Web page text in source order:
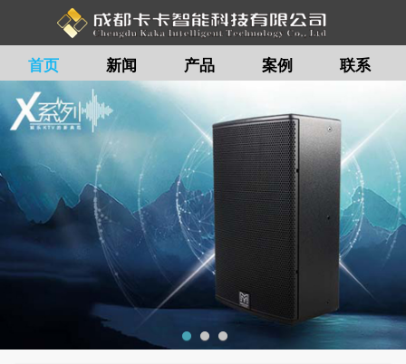
首页 新闻 产品 案例 联系
留言